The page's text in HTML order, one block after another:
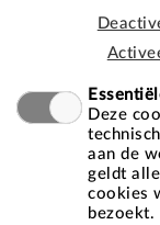
Gebruikersnaam
Wachtwoord
Deze
aan de
geldt
cookies
bezoekt.